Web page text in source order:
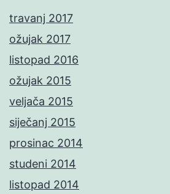
travanj 2017
ožujak 2017
listopad 2016
ožujak 2015
veljača 2015
siječanj 2015
prosinac 2014
studeni 2014
listopad 2014